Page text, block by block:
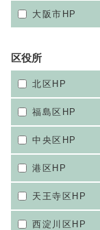
大阪市HP
区役所
北区HP
福島区HP
中央区HP
港区HP
天王寺区HP
西淀川区HP